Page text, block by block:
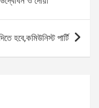
হবে,কমিউনিস্ট পার্টি